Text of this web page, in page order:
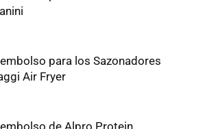
para los Sazonadores
Air Fryer
de Alpro Protein